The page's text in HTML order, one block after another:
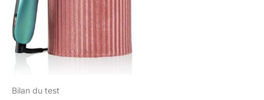
Bilan du test